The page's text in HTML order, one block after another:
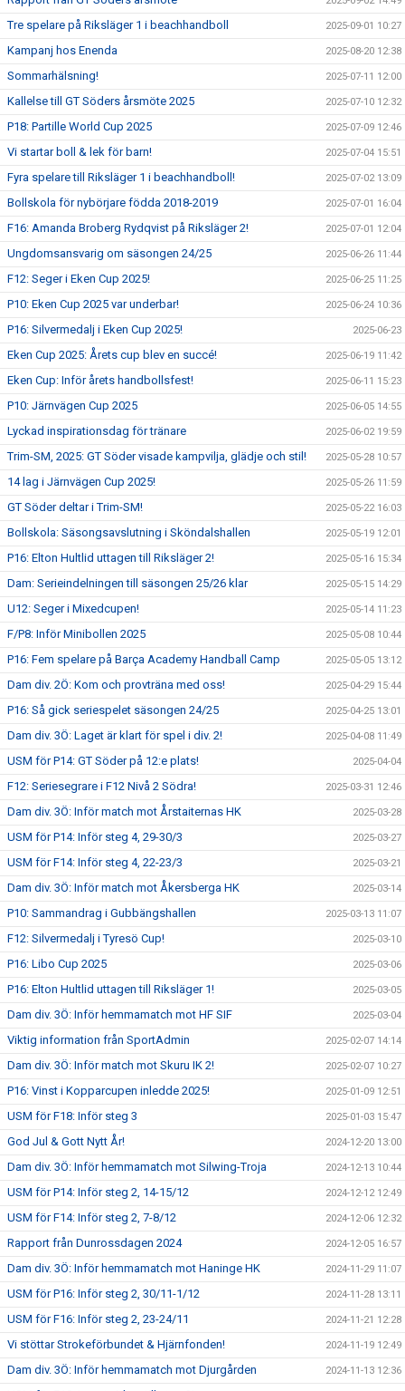
Tre spelare på Riksläger 1 i beachhandboll 2025-09-01 10:27
Kampanj hos Enenda 2025-08-20 12:38
Sommarhälsning! 2025-07-11 12:00
Kallelse till GT Söders årsmöte 2025 2025-07-10 12:32
P18: Partille World Cup 2025 2025-07-09 12:46
Vi startar boll & lek för barn! 2025-07-04 15:51
Fyra spelare till Riksläger 1 i beachhandboll! 2025-07-02 13:09
Bollskola för nybörjare födda 2018-2019 2025-07-01 16:04
F16: Amanda Broberg Rydqvist på Riksläger 2! 2025-07-01 12:04
Ungdomsansvarig om säsongen 24/25 2025-06-26 11:44
F12: Seger i Eken Cup 2025! 2025-06-25 11:25
P10: Eken Cup 2025 var underbar! 2025-06-24 10:36
P16: Silvermedalj i Eken Cup 2025! 2025-06-23
Eken Cup 2025: Årets cup blev en succé! 2025-06-19 11:42
Eken Cup: Inför årets handbollsfest! 2025-06-11 15:23
P10: Järnvägen Cup 2025 2025-06-05 14:55
Lyckad inspirationsdag för tränare 2025-06-02 19:59
Trim-SM, 2025: GT Söder visade kampvilja, glädje och stil! 2025-05-28 10:57
14 lag i Järnvägen Cup 2025! 2025-05-26 11:59
GT Söder deltar i Trim-SM! 2025-05-22 16:03
Bollskola: Säsongsavslutning i Sköndalshallen 2025-05-19 12:01
P16: Elton Hultlid uttagen till Riksläger 2! 2025-05-16 15:34
Dam: Serieindelningen till säsongen 25/26 klar 2025-05-15 14:29
U12: Seger i Mixedcupen! 2025-05-14 11:23
F/P8: Inför Minibollen 2025 2025-05-08 10:44
P16: Fem spelare på Barça Academy Handball Camp 2025-05-05 13:12
Dam div. 2Ö: Kom och provträna med oss! 2025-04-29 15:44
P16: Så gick seriespelet säsongen 24/25 2025-04-25 13:01
Dam div. 3Ö: Laget är klart för spel i div. 2! 2025-04-08 11:49
USM för P14: GT Söder på 12:e plats! 2025-04-04
F12: Seriesegrare i F12 Nivå 2 Södra! 2025-03-31 12:46
Dam div. 3Ö: Inför match mot Årstaiternas HK 2025-03-28
USM för P14: Inför steg 4, 29-30/3 2025-03-27
USM för F14: Inför steg 4, 22-23/3 2025-03-21
Dam div. 3Ö: Inför match mot Åkersberga HK 2025-03-14
P10: Sammandrag i Gubbängshallen 2025-03-13 11:07
F12: Silvermedalj i Tyresö Cup! 2025-03-10
P16: Libo Cup 2025 2025-03-06
P16: Elton Hultlid uttagen till Riksläger 1! 2025-03-05
Dam div. 3Ö: Inför hemmamatch mot HF SIF 2025-03-04
Viktig information från SportAdmin 2025-02-07 14:14
Dam div. 3Ö: Inför match mot Skuru IK 2! 2025-02-07 10:27
P16: Vinst i Kopparcupen inledde 2025! 2025-01-09 12:51
USM för F18: Inför steg 3 2025-01-03 15:47
God Jul & Gott Nytt År! 2024-12-20 13:00
Dam div. 3Ö: Inför hemmamatch mot Silwing-Troja 2024-12-13 10:44
USM för P14: Inför steg 2, 14-15/12 2024-12-12 12:49
USM för F14: Inför steg 2, 7-8/12 2024-12-06 12:32
Rapport från Dunrossdagen 2024 2024-12-05 16:57
Dam div. 3Ö: Inför hemmamatch mot Haninge HK 2024-11-29 11:07
USM för P16: Inför steg 2, 30/11-1/12 2024-11-28 13:11
USM för F16: Inför steg 2, 23-24/11 2024-11-21 12:28
Vi stöttar Strokeförbundet & Hjärnfonden! 2024-11-19 12:49
Dam div. 3Ö: Inför hemmamatch mot Djurgården 2024-11-13 12:36